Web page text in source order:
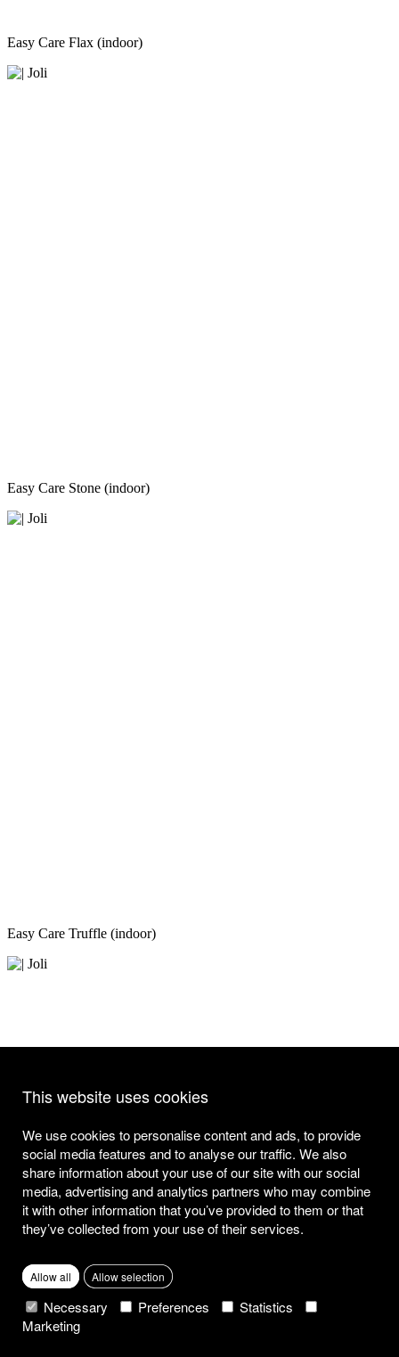
This website uses cookies
We use cookies to personalise content and ads, to provide
social media features and to analyse our traffic. We also
share information about your use of our site with our social
media, advertising and analytics partners who may combine
it with other information that you’ve provided to them or that
they’ve collected from your use of their services.
Allow all Allow selection
Necessary Preferences
Statistics
Marketing
Easy Care Flax (indoor)
Easy Care Stone (indoor)
Easy Care Truffle (indoor)